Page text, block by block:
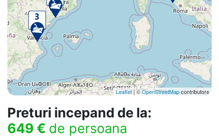
Leaflet| ©OpenStreetMapcontributors
Preturi incepand de la:
649 € de persoana